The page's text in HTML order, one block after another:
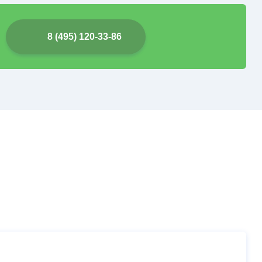
8 (495) 120-33-86